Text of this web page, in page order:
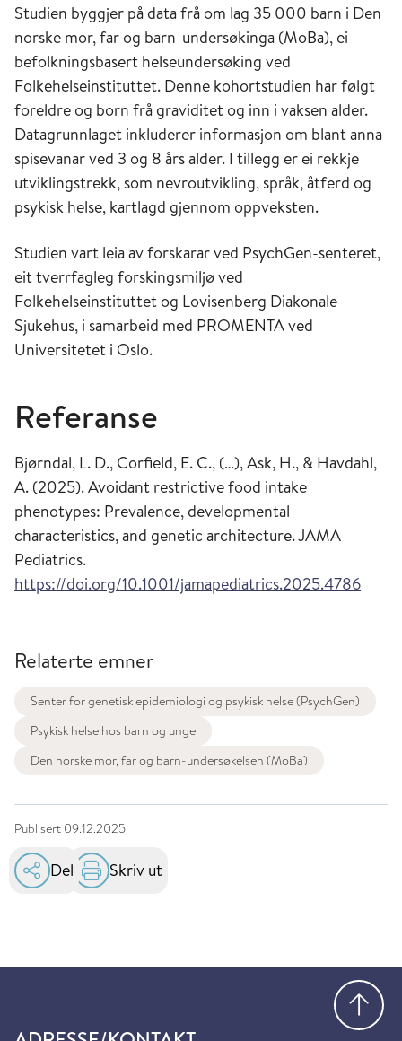
Studien byggjer på data frå om lag 35 000 barn i Den
norske mor, far og barn-undersøkinga (MoBa), ei
befolkningsbasert helseundersøking ved
Folkehelseinstituttet. Denne kohortstudien har følgt
foreldre og born frå graviditet og inn i vaksen alder.
Datagrunnlaget inkluderer informasjon om blant anna
spisevanar ved 3 og 8 års alder. I tillegg er ei rekkje
utviklingstrekk, som nevroutvikling, språk, åtferd og
psykisk helse, kartlagd gjennom oppveksten.
Studien vart leia av forskarar ved PsychGen-senteret,
eit tverrfagleg forskingsmiljø ved
Folkehelseinstituttet og Lovisenberg Diakonale
Sjukehus, i samarbeid med PROMENTA ved
Universitetet i Oslo.
Referanse
Bjørndal, L. D., Corfield, E. C., (…), Ask, H., & Havdahl,
A. (2025). Avoidant restrictive food intake
phenotypes: Prevalence, developmental
characteristics, and genetic architecture. JAMA
Pediatrics.
https://doi.org/10.1001/jamapediatrics.2025.4786
Relaterte emner
Senter for genetisk epidemiologi og psykisk helse (PsychGen)
Psykisk helse hos barn og unge
Den norske mor, far og barn-undersøkelsen (MoBa)
Publisert 09.12.2025
Del Skriv ut